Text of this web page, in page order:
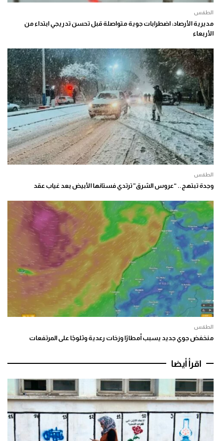
الطقس
مديرية الأرصاد: اضطرابات جوية متواصلة قبل تحسن تدريجي ابتداء من
الأربعاء
الطقس
وجدة تبتهج.. “عروس الشرق” ترتدي فستانها الأبيض بعد غياب عقد
الطقس
منخفض جوي جديد يسبب أمطارًا وزخات رعدية وثلوجًا على المرتفعات
اقرأ أيضا